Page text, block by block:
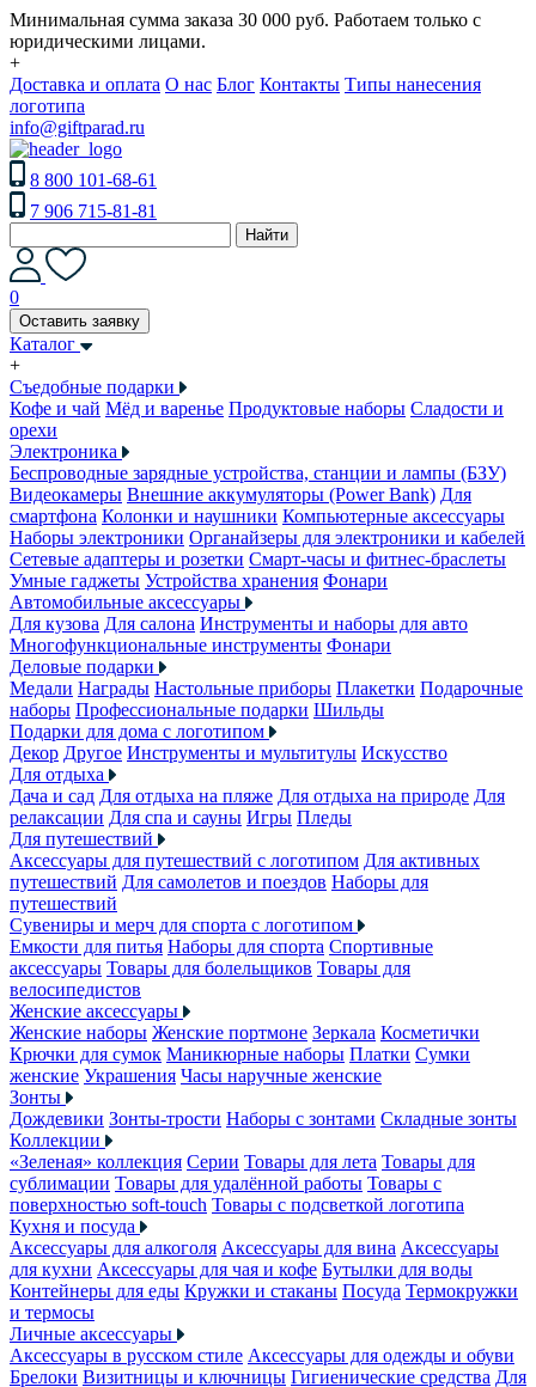
Минимальная сумма заказа 30 000 руб. Работаем только с
юридическими лицами.
+
Доставка и оплата О нас Блог Контакты Типы нанесения
логотипа
info@giftparad.ru
8 800 101-68-61
7 906 715-81-81
Найти
0
Оставить заявку
Каталог
+
Съедобные подарки
Кофе и чай Мёд и варенье Продуктовые наборы Сладости и
орехи
Электроника
Беспроводные зарядные устройства, станции и лампы (БЗУ)
Видеокамеры Внешние аккумуляторы (Power Bank) Для
смартфона Колонки и наушники Компьютерные аксессуары
Наборы электроники Органайзеры для электроники и кабелей
Сетевые адаптеры и розетки Смарт-часы и фитнес-браслеты
Умные гаджеты Устройства хранения Фонари
Автомобильные аксессуары
Для кузова Для салона Инструменты и наборы для авто
Многофункциональные инструменты Фонари
Деловые подарки
Медали Награды Настольные приборы Плакетки Подарочные
наборы Профессиональные подарки Шильды
Подарки для дома с логотипом
Декор Другое Инструменты и мультитулы Искусство
Для отдыха
Дача и сад Для отдыха на пляже Для отдыха на природе Для
релаксации Для спа и сауны Игры Пледы
Для путешествий
Аксессуары для путешествий с логотипом Для активных
путешествий Для самолетов и поездов Наборы для
путешествий
Сувениры и мерч для спорта с логотипом
Емкости для питья Наборы для спорта Спортивные
аксессуары Товары для болельщиков Товары для
велосипедистов
Женские аксессуары
Женские наборы Женские портмоне Зеркала Косметички
Крючки для сумок Маникюрные наборы Платки Сумки
женские Украшения Часы наручные женские
Зонты
Дождевики Зонты-трости Наборы с зонтами Складные зонты
Коллекции
«Зеленая» коллекция Серии Товары для лета Товары для
сублимации Товары для удалённой работы Товары с
поверхностью soft-touch Товары с подсветкой логотипа
Кухня и посуда
Аксессуары для алкоголя Аксессуары для вина Аксессуары
для кухни Аксессуары для чая и кофе Бутылки для воды
Контейнеры для еды Кружки и стаканы Посуда Термокружки
и термосы
Личные аксессуары
Аксессуары в русском стиле Аксессуары для одежды и обуви
Брелоки Визитницы и ключницы Гигиенические средства Для